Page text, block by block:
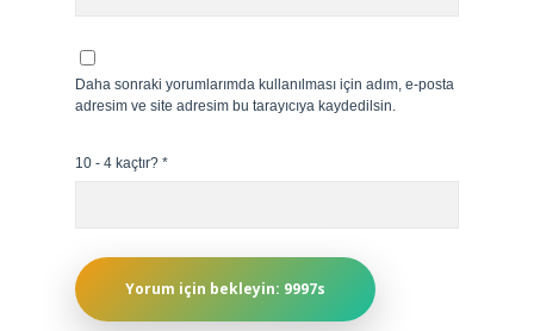
Daha sonraki yorumlarımda kullanılması için adım, e-posta
adresim ve site adresim bu tarayıcıya kaydedilsin.
10 - 4 kaçtır? *